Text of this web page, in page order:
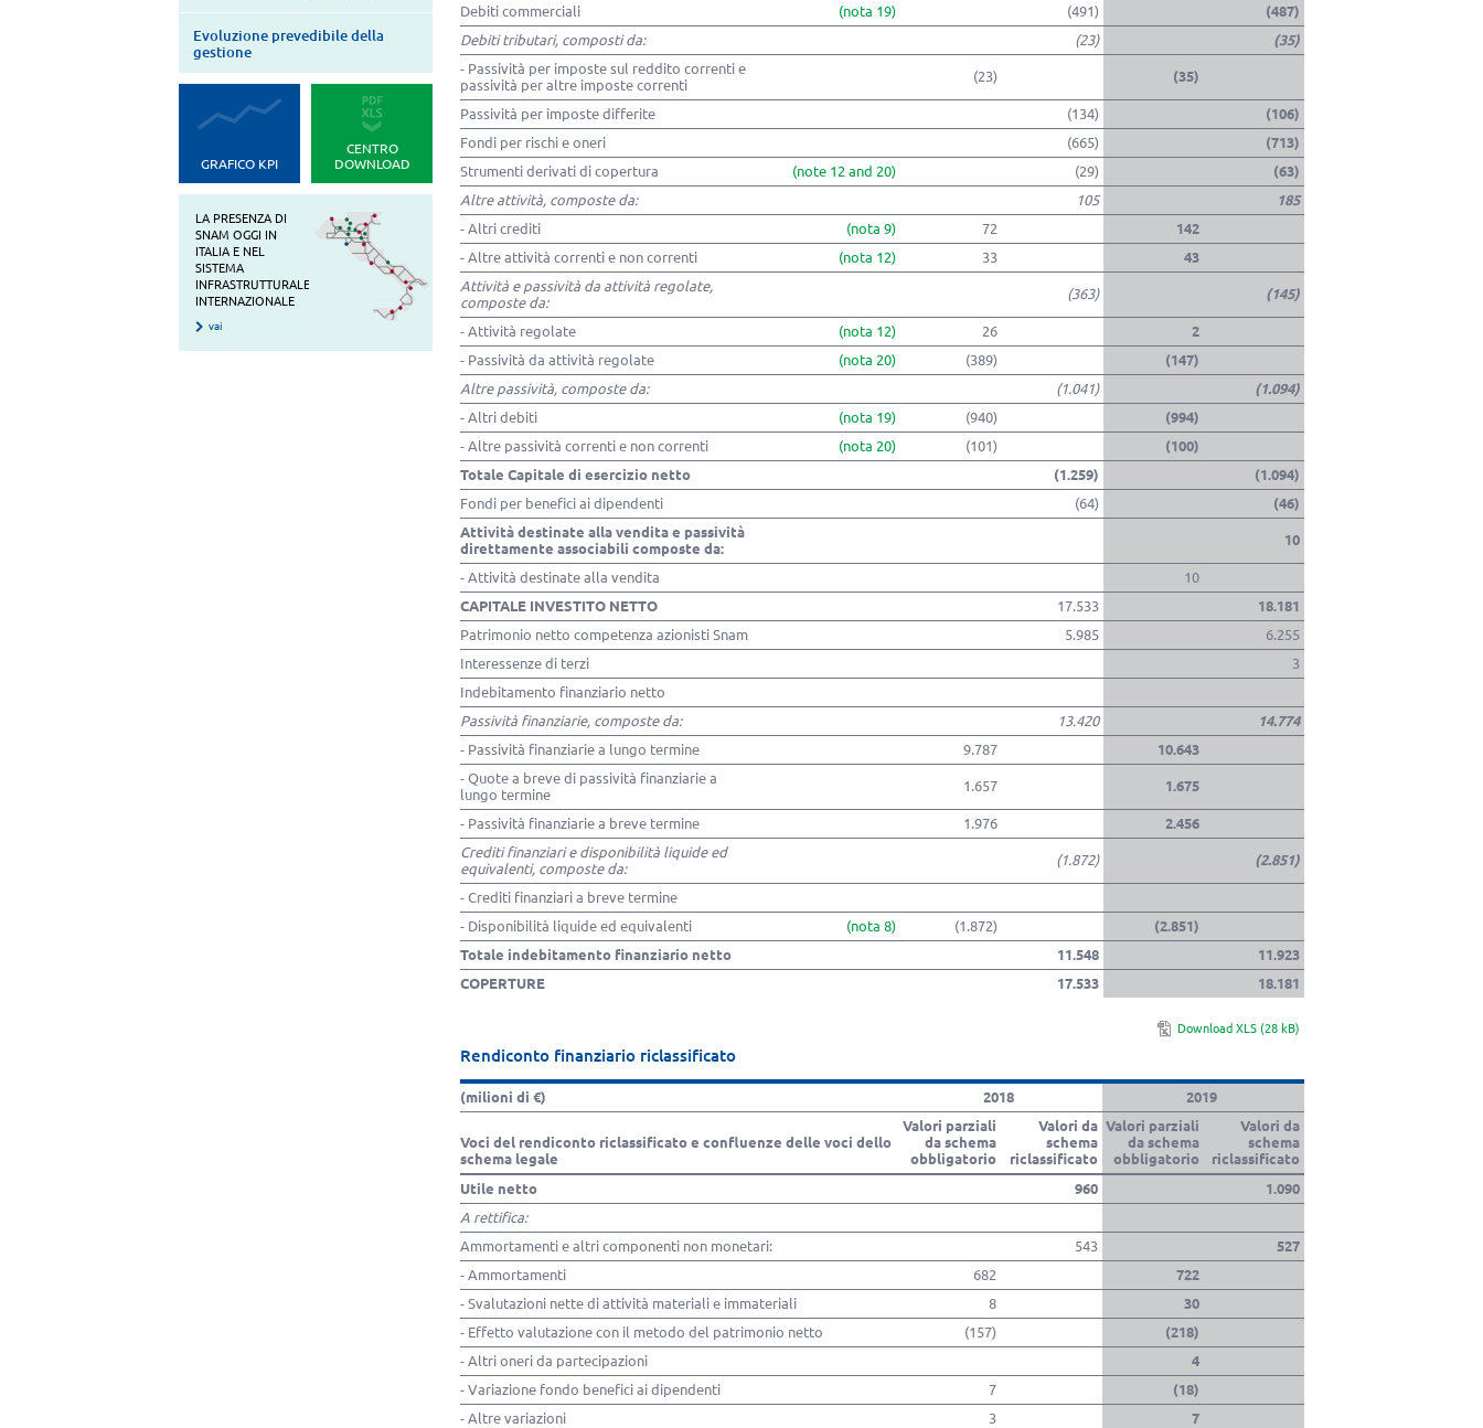
Debiti commerciali
(nota 19) (491)
(487)
Debiti tributari, composti da:
(23)
(35)
- Passività per imposte sul reddito correnti e
passività per altre imposte correnti
(23) (35)
Passività per imposte differite (134)
(106)
Fondi per rischi e oneri
(665)
(713)
Strumenti derivati di copertura
(note 12 and 20) (29)
(63)
Altre attività, composte da:
105
185
- Altri crediti
(nota 9) 72
142
- Altre attività correnti e non correnti
(nota 12) 33
43
Attività e passività da attività regolate,
composte da:
(363) (145)
- Attività regolate (nota 12) 26
2
- Passività da attività regolate
(nota 20) (389)
(147)
Altre passività, composte da:
(1.041)
(1.094)
- Altri debiti
(nota 19) (940)
(994)
- Altre passività correnti e non correnti
(nota 20) (101)
(100)
Totale Capitale di esercizio netto
(1.259)
(1.094)
Fondi per benefici ai dipendenti
(64)
(46)
Attività destinate alla vendita e passività
direttamente associabili composte da:
10
- Attività destinate alla vendita
10
CAPITALE INVESTITO NETTO
17.533
18.181
Patrimonio netto competenza azionisti Snam
5.985
6.255
Interessenze di terzi
3
Indebitamento finanziario netto
Passività finanziarie, composte da:
13.420
14.774
- Passività finanziarie a lungo termine
9.787
10.643
- Quote a breve di passività finanziarie a
lungo termine
1.657 1.675
- Passività finanziarie a breve termine 1.976
2.456
Crediti finanziari e disponibilità liquide ed
equivalenti, composte da:
(1.872) (2.851)
- Crediti finanziari a breve termine
- Disponibilità liquide ed equivalenti
(nota 8) (1.872)
(2.851)
Totale indebitamento finanziario netto
11.548
11.923
COPERTURE
17.533 18.181
Download XLS (28 kB)
Rendiconto finanziario riclassificato
(milioni di €) 2018 2019
Voci del rendiconto riclassificato e confluenze delle voci dello
schema legale
Valori parziali
da schema
obbligatorio
Valori da
schema
riclassificato
Valori parziali
da schema
obbligatorio
Valori da
schema
riclassificato
Utile netto
960
1.090
A rettifica:
Ammortamenti e altri componenti non monetari:
543
527
- Ammortamenti
682
722
- Svalutazioni nette di attività materiali e immateriali
8
30
- Effetto valutazione con il metodo del patrimonio netto
(157)
(218)
- Altri oneri da partecipazioni
4
- Variazione fondo benefici ai dipendenti
7
(18)
- Altre variazioni
3
7
Evoluzione prevedibile della
gestione
GRAFICO KPI
CENTRO
DOWNLOAD
LA PRESENZA DI
SNAM OGGI IN
ITALIA E NEL
SISTEMA
INFRASTRUTTURALE
INTERNAZIONALE
vai